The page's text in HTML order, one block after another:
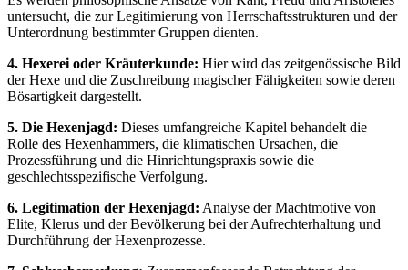
untersucht, die zur Legitimierung von Herrschaftsstrukturen und der
Unterordnung bestimmter Gruppen dienten.
4. Hexerei oder Kräuterkunde: Hier wird das zeitgenössische Bild
der Hexe und die Zuschreibung magischer Fähigkeiten sowie deren
Bösartigkeit dargestellt.
5. Die Hexenjagd: Dieses umfangreiche Kapitel behandelt die
Rolle des Hexenhammers, die klimatischen Ursachen, die
Prozessführung und die Hinrichtungspraxis sowie die
geschlechtsspezifische Verfolgung.
6. Legitimation der Hexenjagd: Analyse der Machtmotive von
Elite, Klerus und der Bevölkerung bei der Aufrechterhaltung und
Durchführung der Hexenprozesse.